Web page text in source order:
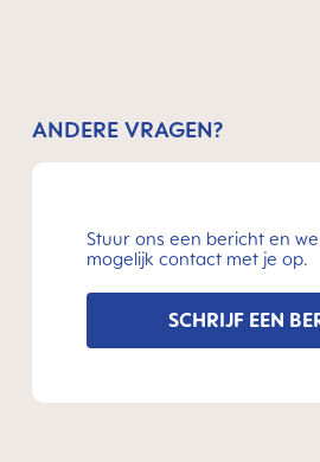
ANDERE VRAGEN?
Stuur ons een bericht en
mogelijk contact met je op.
SCHRIJF EEN